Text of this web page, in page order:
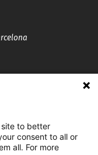
to better
consent to all or
all. For more